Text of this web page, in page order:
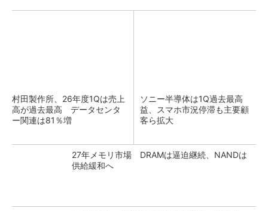
村田製作所、26年度1Qは売上
高が過去最高 データセンタ
ー関連は81％増
ソニー半導体は1Q過去最高
益、スマホ市況停滞も主要顧
客ら拡大
27年メモリ市場 DRAMは逼迫継続、NANDは
供給緩和へ